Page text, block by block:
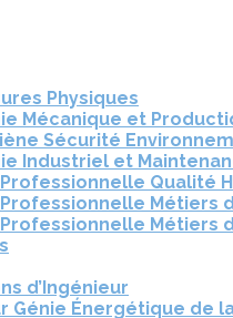
Physiques
Mécanique et
Sécurité
Industriel et
Qualité
Métiers
Métiers
d’Ingénieur
Génie Énergétique de